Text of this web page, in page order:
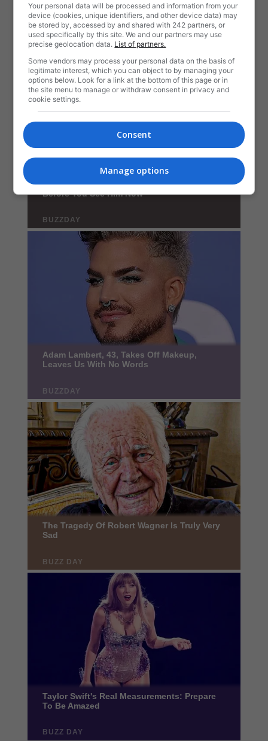
Your personal data will be processed and information from your
device (cookies, unique identifiers, and other device data) may
be stored by, accessed by and shared with 242 partners, or
used specifically by this site. We and our partners may use
precise geolocation data. List of partners.
Some vendors may process your personal data on the basis of
legitimate interest, which you can object to by managing your
options below. Look for a link at the bottom of this page or in
the site menu to manage or withdraw consent in privacy and
cookie settings.
Consent
Manage options